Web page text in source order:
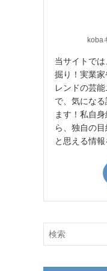
koba
当サイトで
掘り！実業
レンドの芸
で、気にな
ます！私自
ら、独自の
と思える情報